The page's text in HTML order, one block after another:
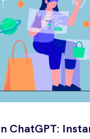
ChatGPT: